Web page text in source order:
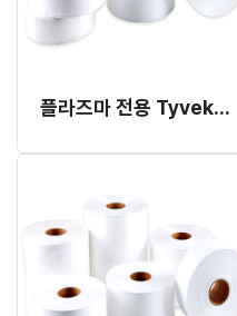
플라즈마 전용 Tyvek 롤 파우치 10cm x 100m